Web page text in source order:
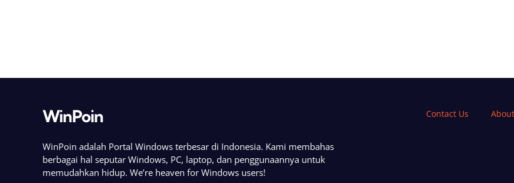
WinPoin
WinPoin adalah Portal Windows terbesar di Indonesia. Kami membahas
berbagai hal seputar Windows, PC, laptop, dan penggunaannya untuk
memudahkan hidup. We’re heaven for Windows users!
Contact Us